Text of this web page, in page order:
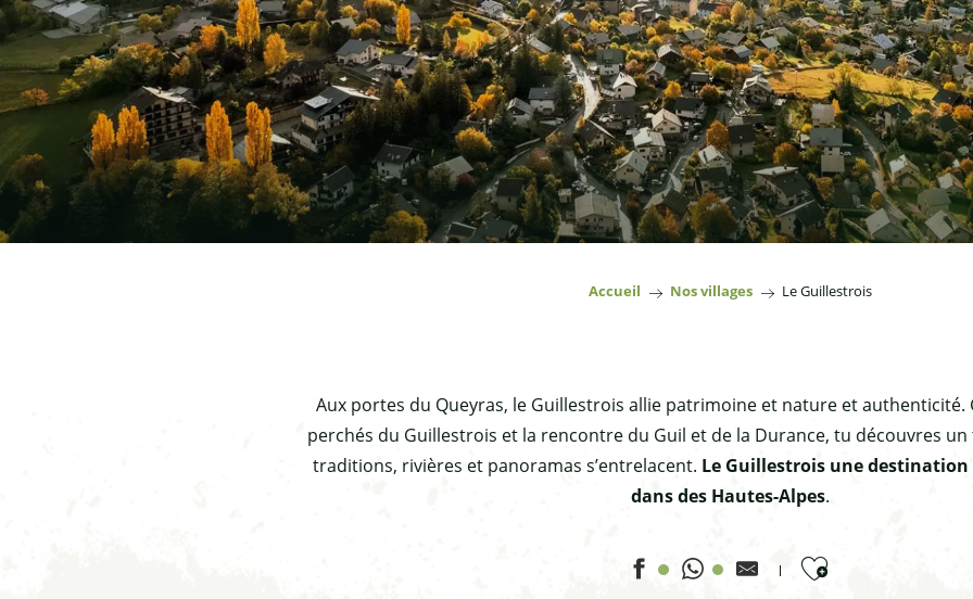
Accueil Nos villages Le Guillestrois
Aux portes du Queyras, le Guillestrois allie patrimoine et nature et authenticité.
perchés du Guillestrois et la rencontre du Guil et de la Durance, tu découvres
traditions, rivières et panoramas s’entrelacent. Le Guillestrois une
dans des Hautes-Alpes.
Ajouter aux